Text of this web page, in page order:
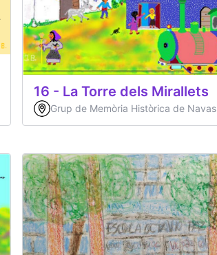
16 - La Torre dels Mirallets
Grup de Memòria Històrica de Navas